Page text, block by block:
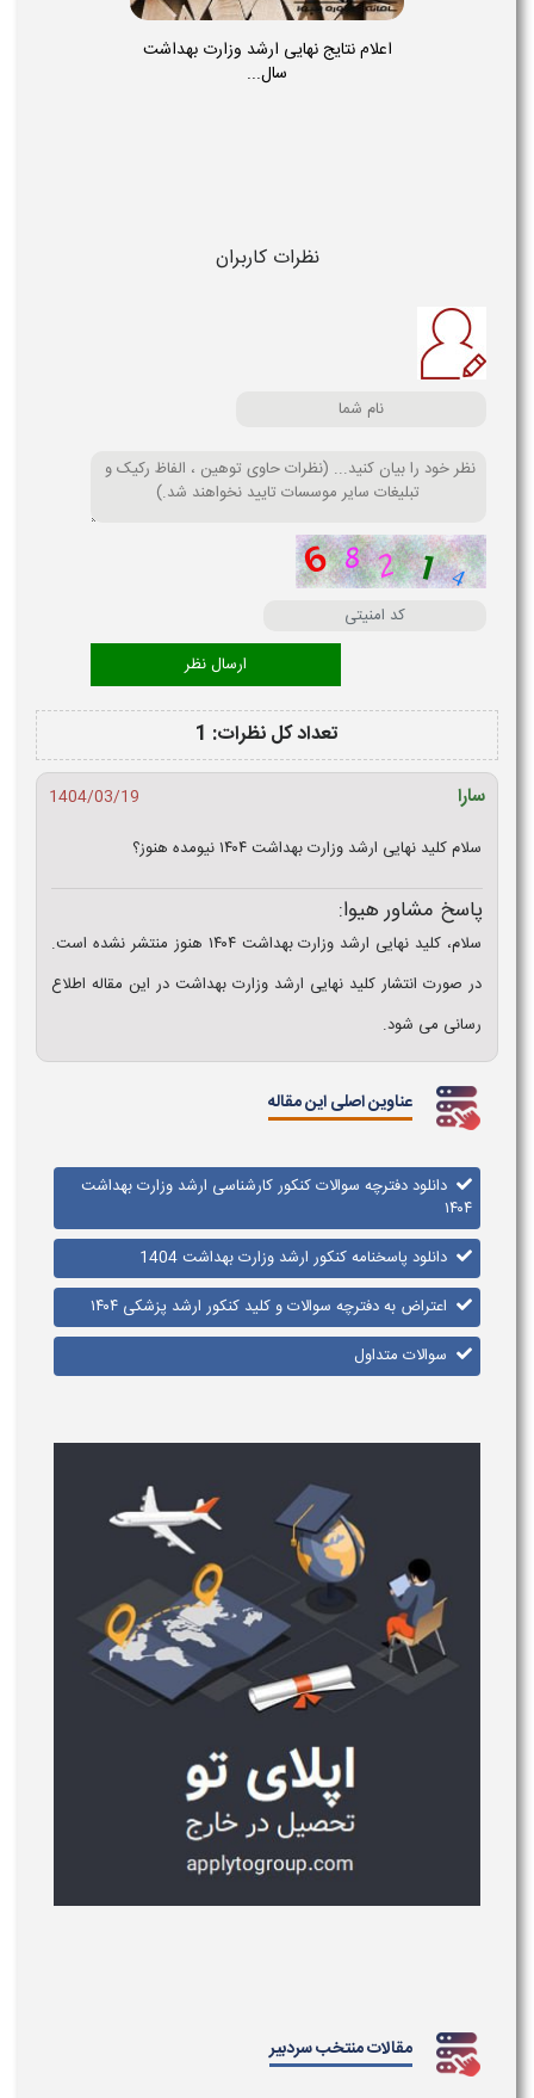
اعلام نتایج نهایی ارشد وزارت بهداشت
سال...
نظرات کاربران
تعداد کل نظرات: 1
سارا
1404/03/19
سلام کلید نهایی ارشد وزارت بهداشت ۱۴۰۴ نیومده هنوز؟
پاسخ مشاور هیوا:
سلام، کلید نهایی ارشد وزارت بهداشت ۱۴۰۴ هنوز منتشر نشده است.
در صورت انتشار کلید نهایی ارشد وزارت بهداشت در این مقاله اطلاع
رسانی می شود.
عناوین اصلی این مقاله
دانلود دفترچه سوالات کنکور کارشناسی ارشد وزارت بهداشت
۱۴۰۴
دانلود پاسخنامه کنکور ارشد وزارت بهداشت 1404
اعتراض به دفترچه سوالات و کلید کنکور ارشد پزشکی ۱۴۰۴
سوالات متداول
مقالات منتخب سردبیر